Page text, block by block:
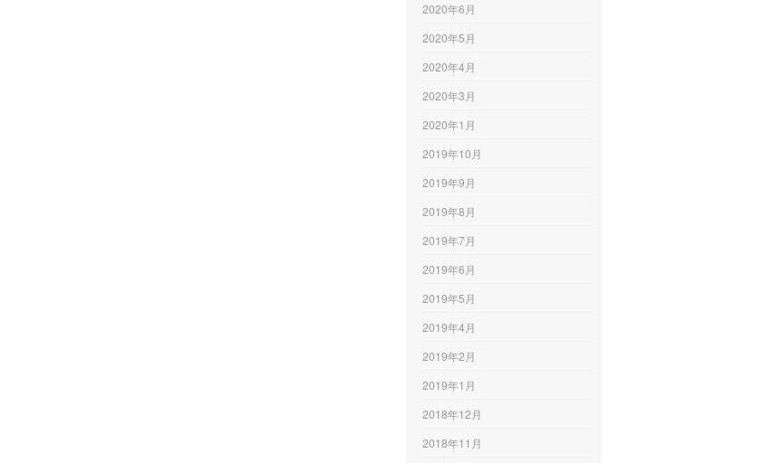
2020年6月
2020年5月
2020年4月
2020年3月
2020年1月
2019年10月
2019年9月
2019年8月
2019年7月
2019年6月
2019年5月
2019年4月
2019年2月
2019年1月
2018年12月
2018年11月